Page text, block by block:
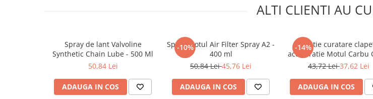
Senzori uzura placute
ALTI CLIENTI AU
Spray de lant Valvoline
Synthetic Chain Lube - 500 Ml
50,84 Lei
ADAUGA IN COS
-10%
Spray Motul Air Filter Spray A2 -
400 ml
50,84 Lei45,76 Lei
ADAUGA IN COS
-14%
Solutie curatare
acceleratie Motul Carbu
P1 - 400 ml
43,72 Lei37,62 Lei
ADAUGA IN COS